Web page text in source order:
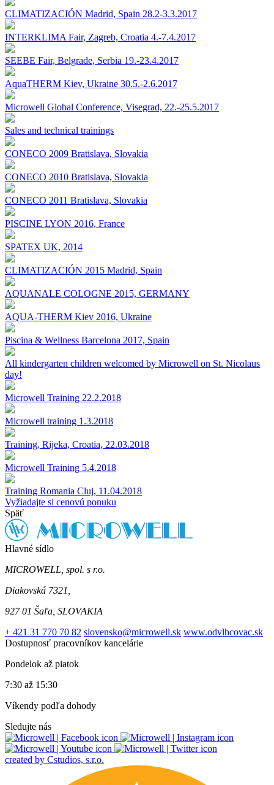
CLIMATIZACIÓN Madrid, Spain 28.2-3.3.2017
INTERKLIMA Fair, Zagreb, Croatia 4.-7.4.2017
SEEBE Fair, Belgrade, Serbia 19.-23.4.2017
AquaTHERM Kiev, Ukraine 30.5.-2.6.2017
Microwell Global Conference, Visegrad, 22.-25.5.2017
Sales and technical trainings
CONECO 2009 Bratislava, Slovakia
CONECO 2010 Bratislava, Slovakia
CONECO 2011 Bratislava, Slovakia
PISCINE LYON 2016, France
SPATEX UK, 2014
CLIMATIZACIÓN 2015 Madrid, Spain
AQUANALE COLOGNE 2015, GERMANY
AQUA-THERM Kiev 2016, Ukraine
Piscina & Wellness Barcelona 2017, Spain
All kindergarten children welcomed by Microwell on St. Nicolaus
day!
Microwell Training 22.2.2018
Microwell training 1.3.2018
Training, Rijeka, Croatia, 22.03.2018
Microwell Training 5.4.2018
Training Romania Cluj, 11.04.2018
Vyžiadajte si cenovú ponuku
Späť
Hlavné sídlo
MICROWELL, spol. s r.o.
Diakovská 7321,
927 01 Šaľa, SLOVAKIA
+ 421 31 770 70 82 slovensko@microwell.sk www.odvlhcovac.sk
Dostupnosť pracovníkov kancelárie
Pondelok až piatok
7:30 až 15:30
Víkendy podľa dohody
Sledujte nás
created by Cstudios, s.r.o.